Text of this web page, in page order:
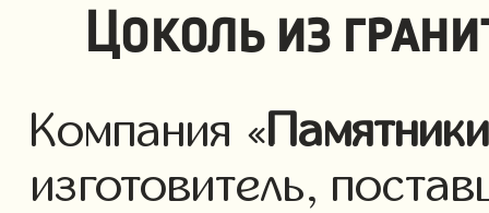
Цоколь из
Компания «Памятники
изготовитель,